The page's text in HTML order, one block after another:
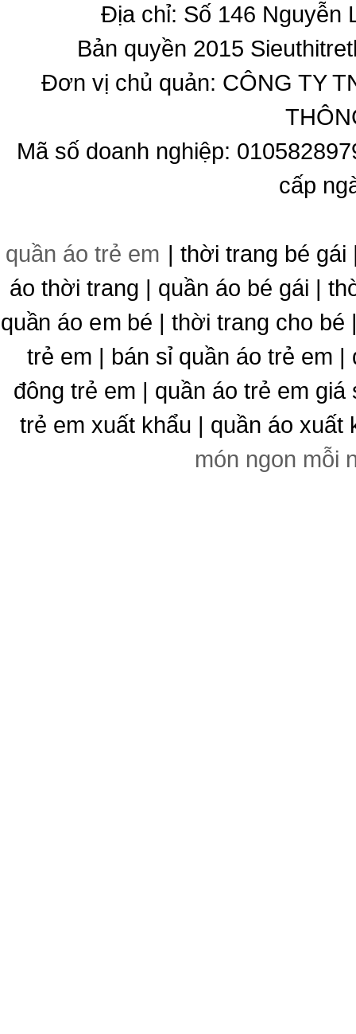
Địa chỉ: Số 146 Nguyễn
Bản quyền 2015
Đơn vị chủ quản: CÔNG TY
Mã số doanh nghiệp:
cấp
quần áo trẻ em | thời trang bé gái
áo thời trang | quần áo bé gái |
quần áo em bé | thời trang cho
trẻ em | bán sỉ quần áo trẻ em
đông trẻ em | quần áo trẻ em
trẻ em xuất khẩu | quần áo xuất
món ngon mỗi